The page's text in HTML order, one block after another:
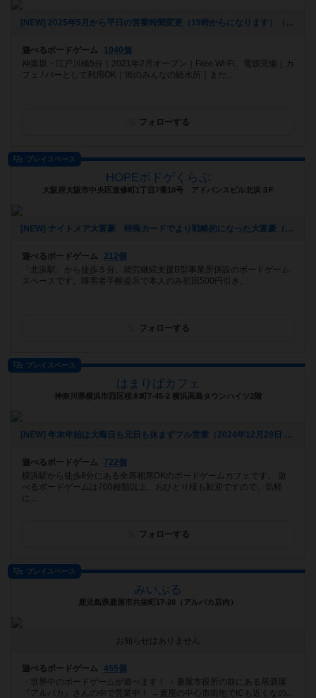
[NEW] 2025年5月から平日の営業時間変更（19時からになります）（2025年06月20日 16時25分）
遊べるボードゲーム
1040個
神楽坂・江戸川橋5分｜2021年2月オープン｜Free Wi-Fi、電源完備｜カ
フェ / バーとして利用OK｜街のみんなの給水所｜また...
フォローする
プレイスペース
HOPEボドゲくらぶ
大阪府大阪市中央区道修町1丁目7番10号 アドバンスビル北浜３F
[NEW] ナイトメア大富豪 特殊カードでより戦略的になった大富豪（2025年02月03日 11時33分）
遊べるボードゲーム
212個
「北浜駅」から徒歩５分。就労継続支援B型事業所併設のボードゲーム
スペースです。障害者手帳提示で本人のみ初回500円引き。
フォローする
プレイスペース
はまりばカフェ
神奈川県横浜市西区桜木町7-45-2 横浜高島タウンハイツ2階
[NEW] 年末年始は大晦日も元日も休まずフル営業（2024年12月29日 20時19分）
遊べるボードゲーム
722個
横浜駅から徒歩8分にある全席相席OKのボードゲームカフェです。 遊
べるボードゲームは700種類以上、おひとり様も歓迎ですので、気軽
に...
フォローする
プレイスペース
みいぷる
鹿児島県鹿屋市共栄町17-20（アルパカ店内）
お知らせはありません
遊べるボードゲーム
455個
・世界中のボードゲームが遊べます！ ・鹿屋市役所の前にある居酒屋
『アルパカ』さんの中で営業中！ →鹿屋の中心市街地でICも近くなの...